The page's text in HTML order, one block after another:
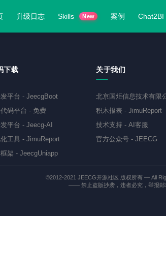
升级日志 Skills New 案例 Chat2BI
下载
平台 - JeecgBoot
码平台 - 免费
平台 - Jeecg-AI
工具 - JimuReport
架 - JeecgUniapp
关于我们
北京国炬信息技术有限
积木报表 - JimuReport
技术支持 - AI客服
官方公众号 - JEECG
©2012-2021 JEECG开源社区 版权所有 — All
—— 禁止盗版抄袭，违者必究，举报邮